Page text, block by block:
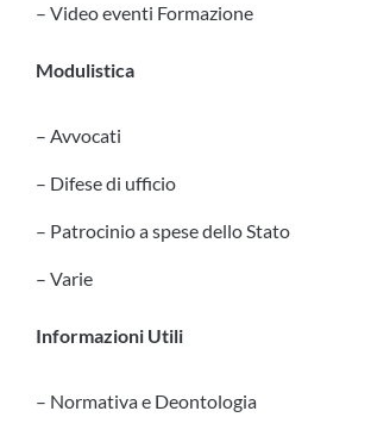
– Video eventi Formazione
Modulistica
– Avvocati
– Difese di ufficio
– Patrocinio a spese dello Stato
– Varie
Informazioni Utili
– Normativa e Deontologia